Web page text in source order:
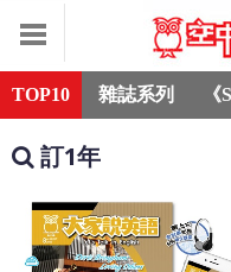
TOP10 雜誌系列
訂1年